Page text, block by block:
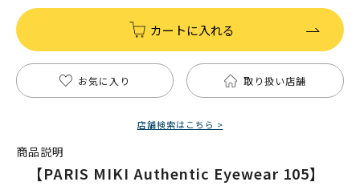
カートに入れる
お気に入り 取り扱い店舗
店舗検索はこちら >
商品説明
【PARIS MIKI Authentic Eyewear 105】